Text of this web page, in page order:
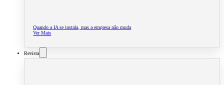
Quando a IA se instala, mas a empresa não muda
Ver Mais
Revista